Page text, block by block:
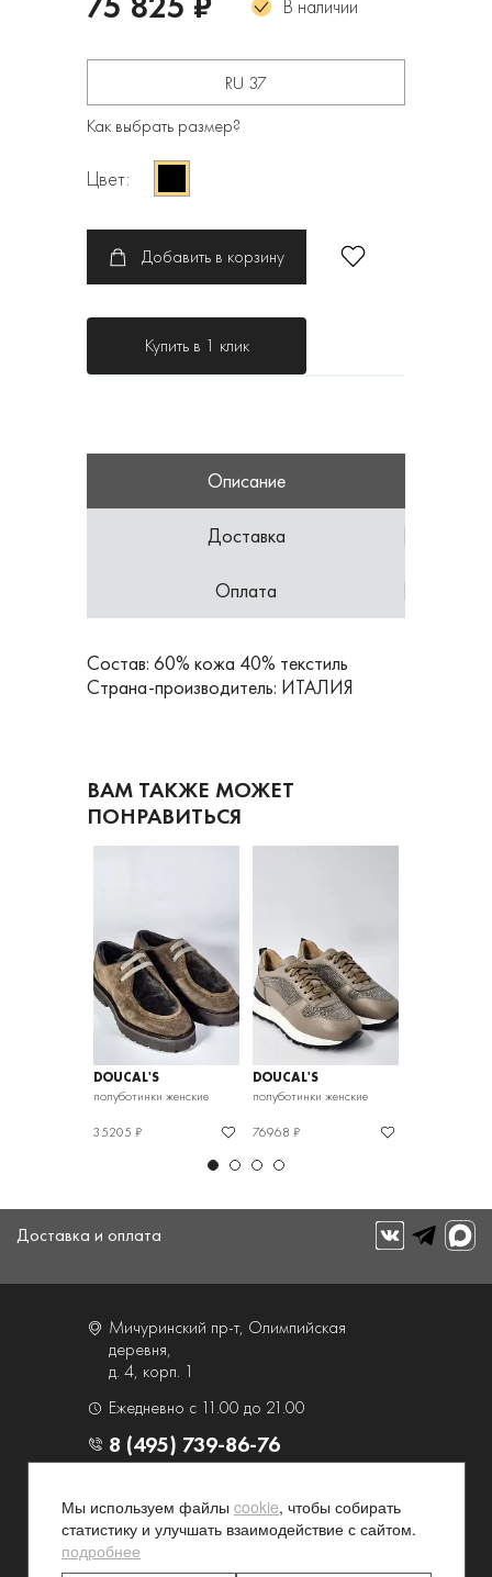
В наличии
RU 37
Как выбрать размер?
Цвет:
Добавить в корзину
Купить в 1 клик
Описание
Доставка
Оплата
Состав: 60% кожа 40% текстиль
Страна-производитель: ИТАЛИЯ
ВАМ ТАКЖЕ МОЖЕТ
ПОНРАВИТЬСЯ
DOUCAL'S
полуботинки женские
35205 ₽
DOUCAL'S
полуботинки женские
76968 ₽
Доставка и оплата
Мичуринский пр-т, Олимпийская
деревня,
д. 4, корп. 1
Ежедневно с 11.00 до 21.00
8 (495) 739-86-76
Услуги
Контакты и схема проезда
Наши преимущества
Программа лояльности
Мы используем файлы cookie, чтобы собирать
статистику и улучшать взаимодействие с сайтом.
подробнее